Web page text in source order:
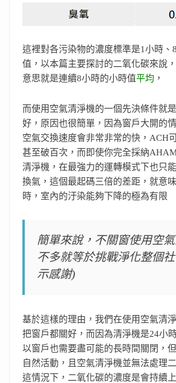
這裡對各污染物的濃度標準是1小時、
值，以本篇主要探討的二氧化碳來說
意思就是連續8小時的小時值平均 ，
而使用空氣清淨機的一個先決條件就
好，原因也很簡單，因為窗戶大開的
空氣交換速度會非常非常的快，ACH
甚至破百次，而即使你完全採納
清淨機，在最強力的運轉模式下也只
換氣，這個最起碼三倍的差距，就意
時，室內的汙染能夠下降的極為有限
簡單來說，不關窗使用空
不多就等於挑戰淨化整個
示感謝)
基於這樣的理由，我們在使用空氣清
把窗戶都關好，而因為清淨機是24小
以窗戶也需要盡可能的長時間關閉，
自然活動，且空氣清淨機並無法處理
這情況下，二氧化碳的濃度是會持續